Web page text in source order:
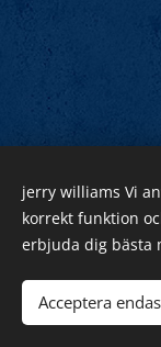
jerry williams Vi
korrekt funktion
erbjuda dig bästa
Acceptera